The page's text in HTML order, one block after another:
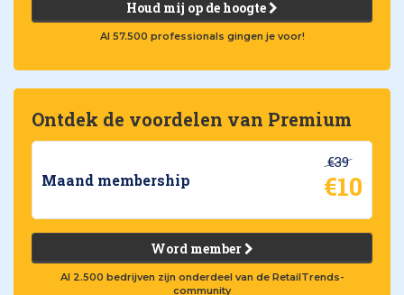
Houd mij op de hoogte
Al 57.500 professionals gingen je voor!
Ontdek de voordelen van Premium
Maand membership
€39
€10
Word member
Al 2.500 bedrijven zijn onderdeel van de RetailTrends-
community